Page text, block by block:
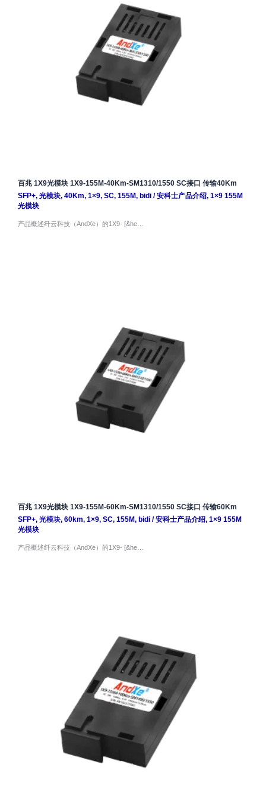
百兆 1X9光模块 1X9-155M-40Km-SM1310/1550 SC接口 传输40Km
SFP+, 光模块, 40Km, 1×9, SC, 155M, bidi/安科士产品介绍, 1×9 155M
光模块
产品概述纤云科技（AndXe）的1X9- [&he…
百兆 1X9光模块 1X9-155M-60Km-SM1310/1550 SC接口 传输60Km
SFP+, 光模块, 60km, 1×9, SC, 155M, bidi/安科士产品介绍, 1×9 155M
光模块
产品概述纤云科技（AndXe）的1X9- [&he…